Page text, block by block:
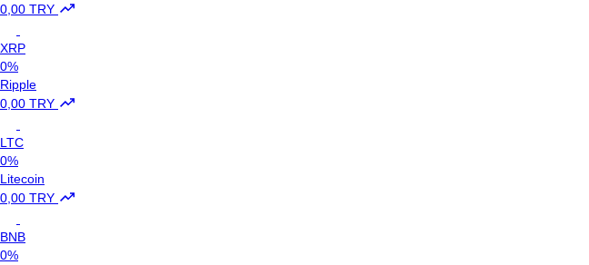
0,00 TRY
XRP
0%
Ripple
0,00 TRY
LTC
0%
Litecoin
0,00 TRY
BNB
0%